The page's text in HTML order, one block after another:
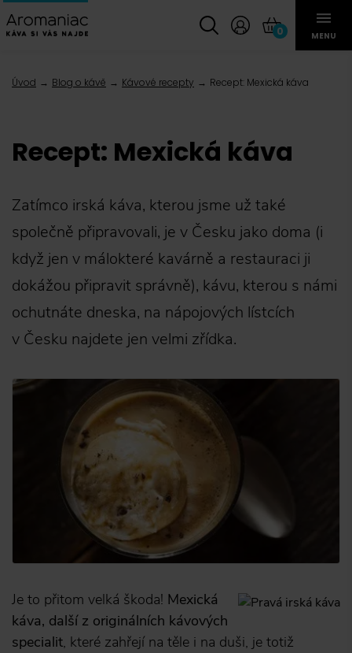
0 MENU
Úvod Blog o kávě Kávové recepty Recept: Mexická káva
Recept: Mexická káva
Zatímco irská káva, kterou jsme už také
společně připravovali, je v Česku jako doma (i
když jen v málokteré kavárně a restauraci ji
dokážou připravit správně), kávu, kterou s námi
ochutnáte dneska, na nápojových lístcích
v Česku najdete jen velmi zřídka.
Je to přitom velká škoda! Mexická
káva, další z originálních kávových
specialit, které zahřejí na těle i na duši, je totiž